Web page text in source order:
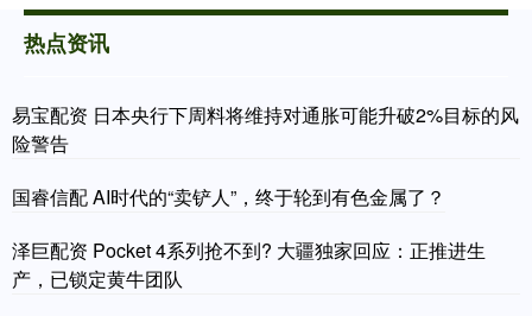
热点资讯
易宝配资 日本央行下周料将维持对通胀可能升破2%目标的风
险警告
国睿信配 AI时代的“卖铲人”，终于轮到有色金属了？
泽巨配资 Pocket 4系列抢不到? 大疆独家回应：正推进生
产，已锁定黄牛团队